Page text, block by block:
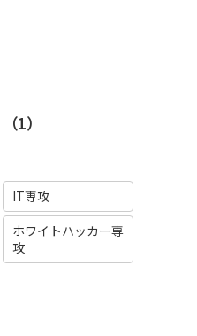
（1）
IT専攻
ホワイトハッカー専
攻